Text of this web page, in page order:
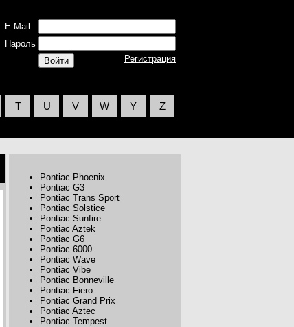
E-Mail
Пароль
Регистрация
T U V W Y Z
Pontiac Phoenix
Pontiac G3
Pontiac Trans Sport
Pontiac Solstice
Pontiac Sunfire
Pontiac Aztek
Pontiac G6
Pontiac 6000
Pontiac Wave
Pontiac Vibe
Pontiac Bonneville
Pontiac Fiero
Pontiac Grand Prix
Pontiac Aztec
Pontiac Tempest